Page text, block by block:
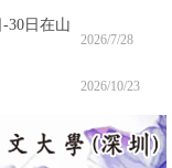
30日在山
2026/7/28
2026/10/23